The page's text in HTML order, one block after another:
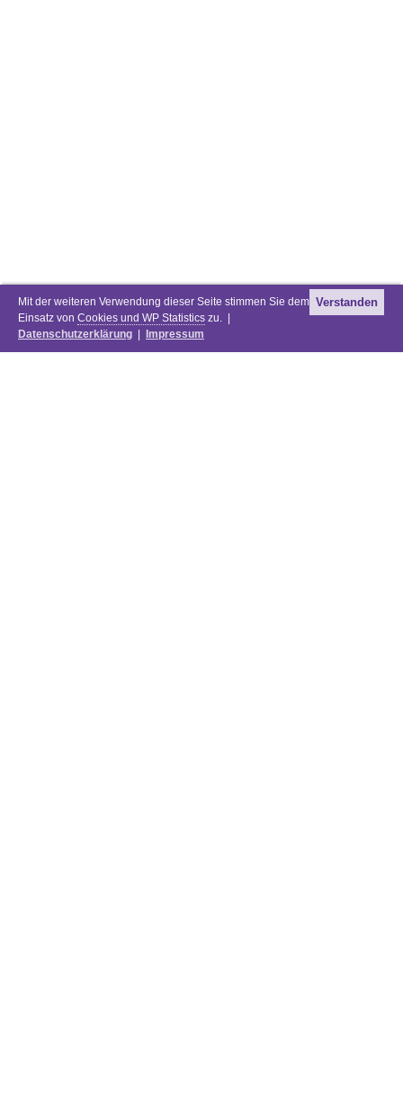
Mit der weiteren Verwendung dieser Seite stimmen Sie dem
Einsatz von Cookies und WP Statistics zu. |
Datenschutzerklärung
Impressum
Verstanden